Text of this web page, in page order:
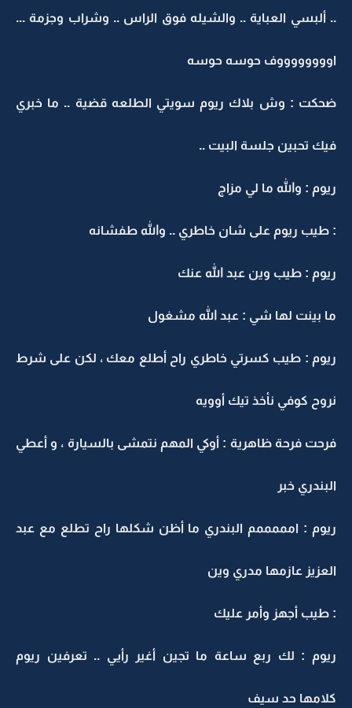
.. ألبسي العباية .. والشيله فوق الراس .. وشراب وجزمة ...
اووووووووف حوسه حوسه
ضحكت : وش بلاك ريوم سويتي الطلعه قضية .. ما خبري
فيك تحبين جلسة البيت ..
ريوم : والله ما لي مزاج
: طيب ريوم على شان خاطري .. والله طفشانه
ريوم : طيب وين عبد الله عنك
ما بينت لها شي : عبد الله مشغول
ريوم : طيب كسرتي خاطري راح أطلع معك ، لكن على شرط
نروح كوفي نأخذ تيك أوويه
فرحت فرحة ظاهرية : أوكي المهم نتمشى بالسيارة ، و أعطي
البندري خبر
ريوم : امممممم البندري ما أظن شكلها راح تطلع مع عبد
العزيز عازمها مدري وين
: طيب أجهز وأمر عليك
ريوم : لك ربع ساعة ما تجين أغير رأيي .. تعرفين ريوم
كلامها حد سيف